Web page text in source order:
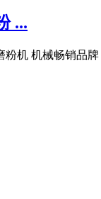
...
机 机械畅销品